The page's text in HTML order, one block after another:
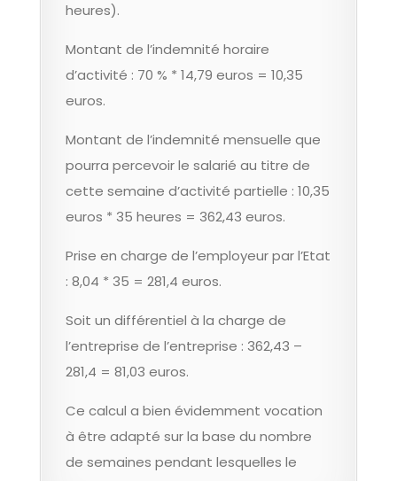
heures).
Montant de l’indemnité horaire
d’activité : 70 % * 14,79 euros = 10,35
euros.
Montant de l’indemnité mensuelle que
pourra percevoir le salarié au titre de
cette semaine d’activité partielle : 10,35
euros * 35 heures = 362,43 euros.
Prise en charge de l’employeur par l’Etat
: 8,04 * 35 = 281,4 euros.
Soit un différentiel à la charge de
l’entreprise de l’entreprise : 362,43 –
281,4 = 81,03 euros.
Ce calcul a bien évidemment vocation
à être adapté sur la base du nombre
de semaines pendant lesquelles le